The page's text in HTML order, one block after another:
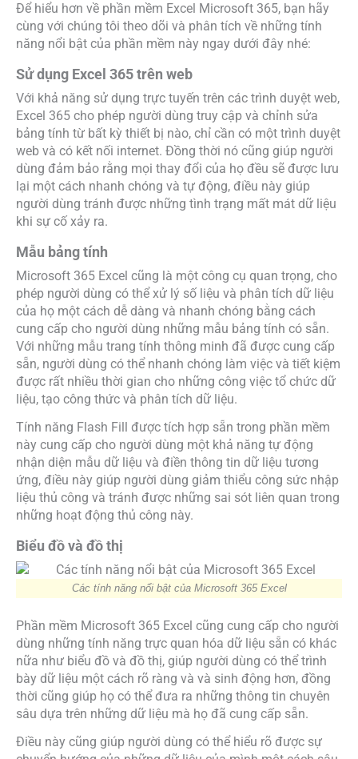
Để hiểu hơn về phần mềm Excel Microsoft 365, bạn hãy
cùng với chúng tôi theo dõi và phân tích về những tính
năng nổi bật của phần mềm này ngay dưới đây nhé:
Sử dụng Excel 365 trên web
Với khả năng sử dụng trực tuyến trên các trình duyệt web,
Excel 365 cho phép người dùng truy cập và chỉnh sửa
bảng tính từ bất kỳ thiết bị nào, chỉ cần có một trình duyệt
web và có kết nối internet. Đồng thời nó cũng giúp người
dùng đảm bảo rằng mọi thay đổi của họ đều sẽ được lưu
lại một cách nhanh chóng và tự động, điều này giúp
người dùng tránh được những tình trạng mất mát dữ liệu
khi sự cố xảy ra.
Mẫu bảng tính
Microsoft 365 Excel cũng là một công cụ quan trọng, cho
phép người dùng có thể xử lý số liệu và phân tích dữ liệu
của họ một cách dễ dàng và nhanh chóng bằng cách
cung cấp cho người dùng những mẫu bảng tính có sẵn.
Với những mẫu trang tính thông minh đã được cung cấp
sẵn, người dùng có thể nhanh chóng làm việc và tiết kiệm
được rất nhiều thời gian cho những công việc tổ chức dữ
liệu, tạo công thức và phân tích dữ liệu.
Tính năng Flash Fill được tích hợp sẵn trong phần mềm
này cung cấp cho người dùng một khả năng tự động
nhận diện mẫu dữ liệu và điền thông tin dữ liệu tương
ứng, điều này giúp người dùng giảm thiểu công sức nhập
liệu thủ công và tránh được những sai sót liên quan trong
những hoạt động thủ công này.
Biểu đồ và đồ thị
Các tính năng nổi bật của Microsoft 365 Excel
Phần mềm Microsoft 365 Excel cũng cung cấp cho người
dùng những tính năng trực quan hóa dữ liệu sẵn có khác
nữa như biểu đồ và đồ thị, giúp người dùng có thể trình
bày dữ liệu một cách rõ ràng và và sinh động hơn, đồng
thời cũng giúp họ có thể đưa ra những thông tin chuyên
sâu dựa trên những dữ liệu mà họ đã cung cấp sẵn.
Điều này cũng giúp người dùng có thể hiểu rõ được sự